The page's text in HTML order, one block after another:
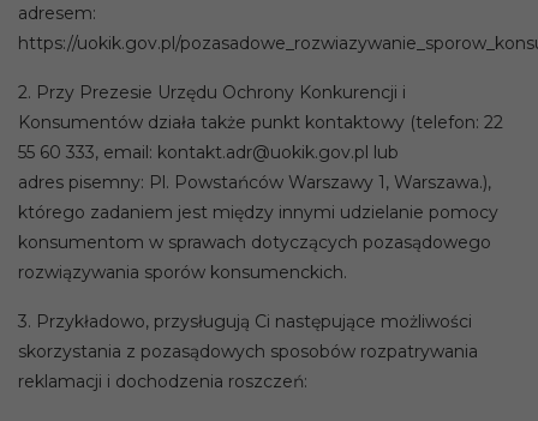
adresem:
https://uokik.gov.pl/
2. Przy Prezesie Urzędu Ochrony Konkurencji i
Konsumentów działa także punkt kontaktowy (telefon: 22
55 60 333, email: kontakt.adr@uokik.gov.pl lub
adres pisemny: Pl. Powstańców Warszawy 1, Warszawa.),
którego zadaniem jest między innymi udzielanie pomocy
konsumentom w sprawach dotyczących pozasądowego
rozwiązywania sporów konsumenckich.
3. Przykładowo, przysługują Ci następujące możliwości
skorzystania z pozasądowych sposobów rozpatrywania
reklamacji i dochodzenia roszczeń: